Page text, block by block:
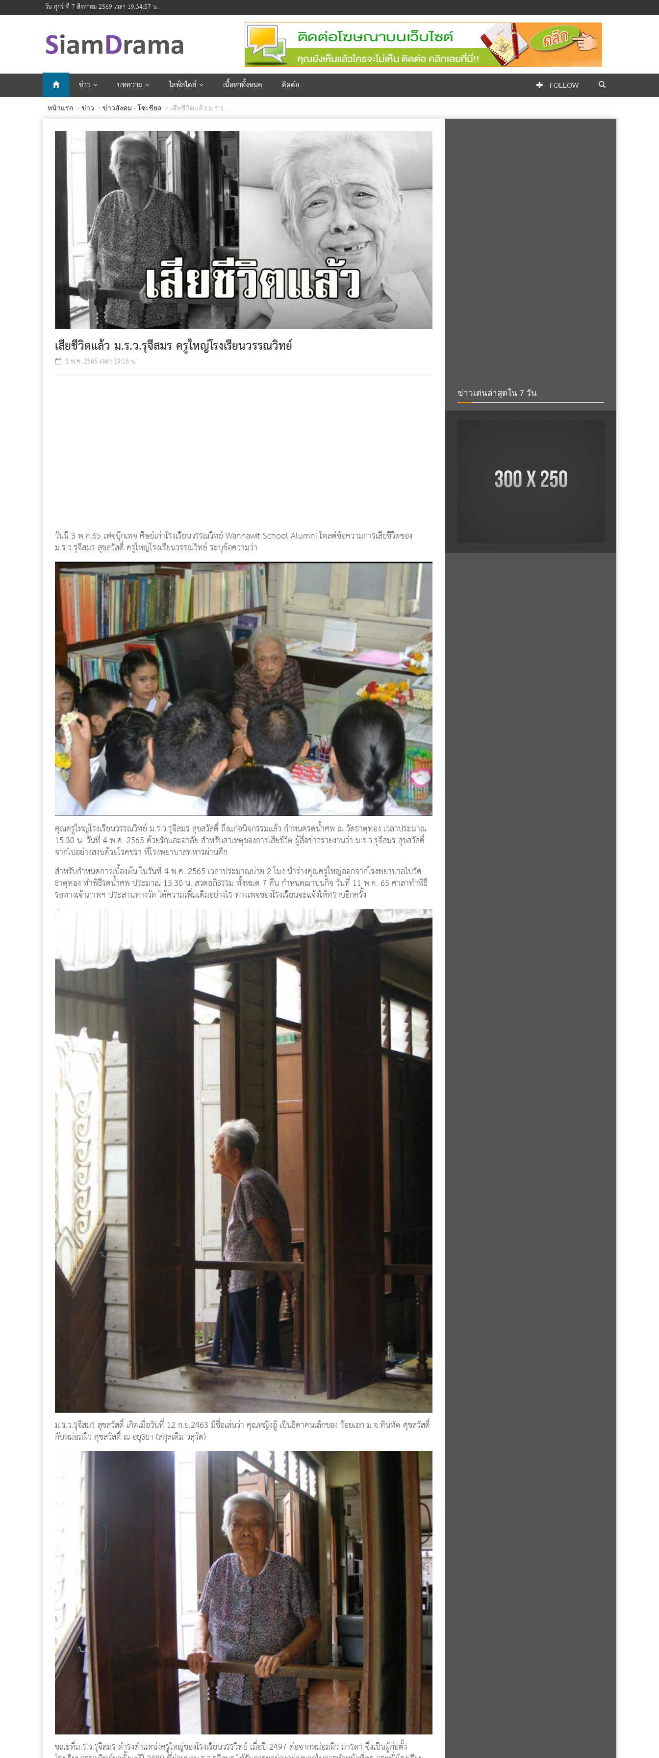
วัน ศุกร์ ที่ 7 สิงหาคม 2569 เวลา 19:34:59 น.
ข่าว บทความ ไลฟ์สไตล์ เนื้อหาทั้งหมด ติดต่อ FOLLOW
หน้าแรก ข่าว ข่าวสังคม - โซเชียล เสียชีวิตแล้ว ม.ร.ว....
เสียชีวิตแล้ว ม.ร.ว.รุจีสมร ครูใหญ่โรงเรียนวรรณวิทย์
3 พ.ค. 2565 เวลา 19:15 น.
วันนี้ 3 พ.ค.65 เฟซบุ๊กเพจ ศิษย์เก่าโรงเรียนวรรณวิทย์ Wannawit School Alumni โพสต์ข้อความการเสียชีวิตของ
ม.ร.ว.รุจีสมร สุขสวัสดิ์ ครูใหญ่โรงเรียนวรรณวิทย์ ระบุข้อความว่า
คุณครูใหญ่โรงเรียนวรรณวิทย์ ม.ร.ว.รุจีสมร สุขสวัสดิ์ ถึงแก่อนิจกรรมแล้ว กำหนดรดน้ำศพ ณ วัดธาตุทอง เวลาประมาณ
15.30 น. วันที่ 4 พ.ค. 2565 ด้วยรักและอาลัย สำหรับสาเหตุของการเสียชีวิต ผู้สื่อข่าวรายงานว่า ม.ร.ว.รุจีสมร สุขสวัสดิ์
จากไปอย่างสงบด้วยโรคชรา ที่โรงพยาบาลทหารผ่านศึก
สำหรับกำหนดการเบื้องต้น ในวันที่ 4 พ.ค. 2565 เวลาประมาณบ่าย 2 โมง นำร่างคุณครูใหญ่ออกจากโรงพยาบาลไปวัด
ธาตุทอง ทำพิธีรดน้ำศพ ประมาณ 15.30 น. สวดอภิธรรม ทั้งหมด 7 คืน กำหนดฌาปนกิจ วันที่ 11 พ.ค. 65 ศาลาทำพิธี
รอทางเจ้าภาพฯ ประสานทางวัด ได้ความเพิ่มเติมอย่างไร ทางเพจของโรงเรียนจะแจ้งให้ทราบอีกครั้ง
ม.ร.ว.รุจีสมร สุขสวัสดิ์ เกิดเมื่อวันที่ 12 ก.ย.2463 มีชื่อเล่นว่า คุณหญิงอู้ เป็นธิดาคนเล็กของ ร้อยเอก ม.จ.ทินทัต ศุขสวัสดิ์
กับหม่อมผิว ศุขสวัสดิ์ ณ อยุธยา (สกุลเดิม วสุวัต)
ขณะที่ม.ร.ว.รุจีสมร ดำรงตำแหน่งครูใหญ่ของโรงเรียนวรรวิทย์ เมื่อปี 2497 ต่อจากหม่อมผิว มารดา ซึ่งเป็นผู้ก่อตั้ง
ข่าวเด่นล่าสุดใน 7 วัน